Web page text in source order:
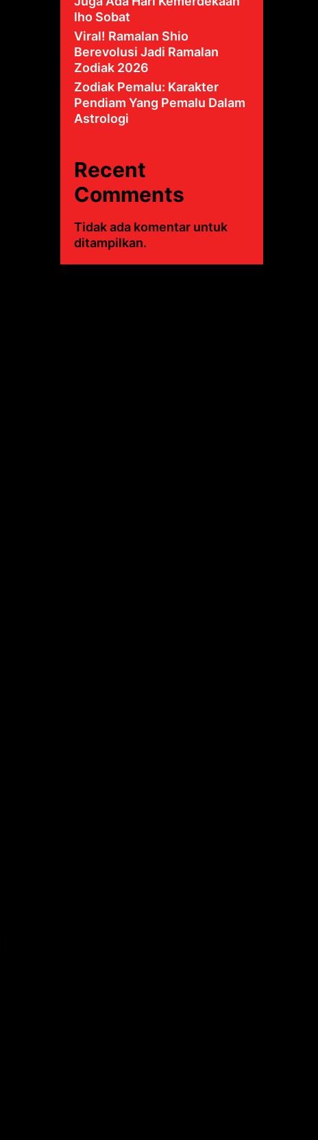
lho Sobat
Viral! Ramalan Shio
Berevolusi Jadi Ramalan
Zodiak 2026
Zodiak Pemalu: Karakter
Pendiam Yang Pemalu Dalam
Astrologi
Recent
Comments
Tidak ada komentar untuk
ditampilkan.